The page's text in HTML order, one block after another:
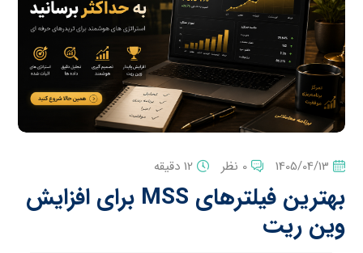
1405/04/13 0 نظر 12 دقیقه
بهترین فیلترهای MSS برای افزایش
وین ریت